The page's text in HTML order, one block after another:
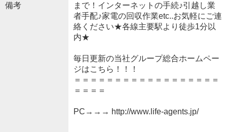
備考
まで！インターネットの手続♪引越し業
者手配♪家電の回収作業etc..お気軽にご連
絡ください★各線主要駅より徒歩1分以
内★
毎日更新の当社グループ総合ホームペー
ジはこちら！！！
＝＝＝＝＝＝＝＝＝＝＝＝＝＝＝＝＝＝
＝＝＝＝
PC→→→ http://www.life-agents.jp/